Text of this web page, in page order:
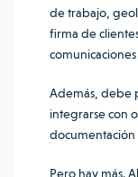
de trabajo,
firma de
Además, debe
integrarse con
documentación
Pero hay más.